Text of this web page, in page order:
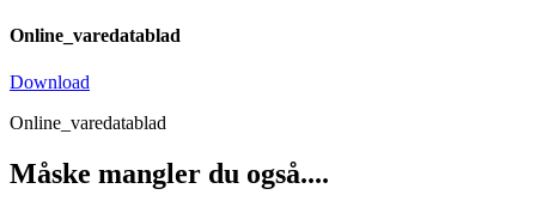
Online_varedatablad
Download
Online_varedatablad
Måske mangler du også....